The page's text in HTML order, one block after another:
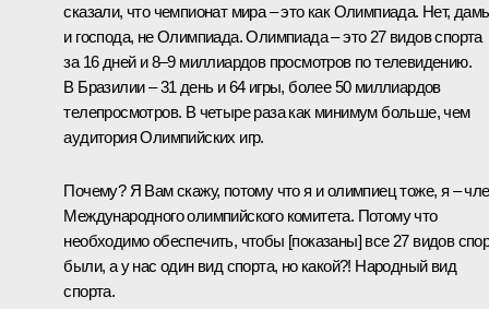
сказали, что чемпионат мира – это как Олимпиада. Нет,
и господа, не Олимпиада. Олимпиада – это 27 видов спорта
за 16 дней и 8–9 миллиардов просмотров по телевидению.
В Бразилии – 31 день и 64 игры, более 50 миллиардов
телепросмотров. В четыре раза как минимум больше, чем
аудитория Олимпийских игр.
Почему? Я Вам скажу, потому что я и олимпиец тоже, я –
Международного олимпийского комитета. Потому что
необходимо обеспечить, чтобы [показаны] все 27 видов
были, а у нас один вид спорта, но какой?! Народный вид
спорта.